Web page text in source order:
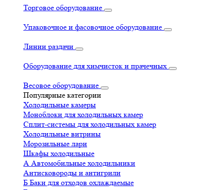
Торговое оборудование
Упаковочное и фасовочное оборудование
Линии раздачи
Оборудование для химчисток и прачечных
Весовое оборудование
Популярные категории
Холодильные камеры
Моноблоки для холодильных камер
Сплит-системы для холодильных камер
Холодильные витрины
Морозильные лари
Шкафы холодильные
А Автомобильные холодильники
Антисковороды и антигрили
Б Баки для отходов охлаждаемые